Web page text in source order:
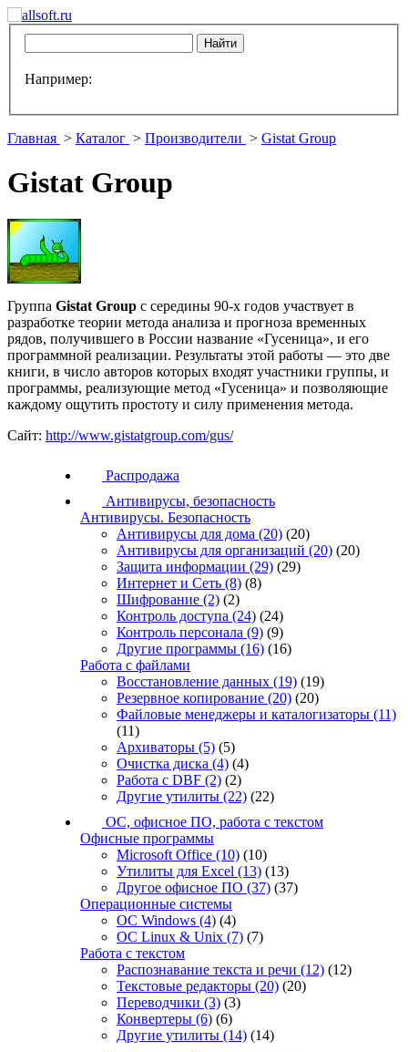
Например:
Главная > Каталог > Производители > Gistat Group
Gistat Group
Группа Gistat Group с середины 90-х годов участвует в
разработке теории метода анализа и прогноза временных
рядов, получившего в России название «Гусеница», и его
программной реализации. Результаты этой работы — это две
книги, в число авторов которых входят участники группы, и
программы, реализующие метод «Гусеница» и позволяющие
каждому ощутить простоту и силу применения метода.
Сайт: http://www.gistatgroup.com/gus/
Распродажа
Антивирусы, безопасность
Антивирусы. Безопасность
Антивирусы для дома (20) (20)
Антивирусы для организаций (20) (20)
Защита информации (29) (29)
Интернет и Сеть (8) (8)
Шифрование (2) (2)
Контроль доступа (24) (24)
Контроль персонала (9) (9)
Другие программы (16) (16)
Работа с файлами
Восстановление данных (19) (19)
Резервное копирование (20) (20)
Файловые менеджеры и каталогизаторы (11)
(11)
Архиваторы (5) (5)
Очистка диска (4) (4)
Работа с DBF (2) (2)
Другие утилиты (22) (22)
ОС, офисное ПО, работа с текстом
Офисные программы
Microsoft Office (10) (10)
Утилиты для Excel (13) (13)
Другое офисное ПО (37) (37)
Операционные системы
ОС Windows (4) (4)
ОС Linux & Unix (7) (7)
Работа с текстом
Распознавание текста и речи (12) (12)
Текстовые редакторы (20) (20)
Переводчики (3) (3)
Конвертеры (6) (6)
Другие утилиты (14) (14)